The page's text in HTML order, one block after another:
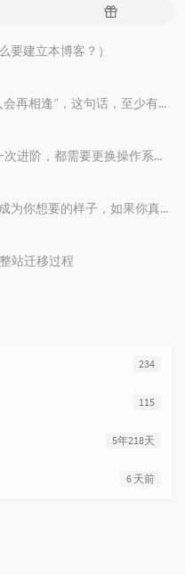
随
要建立本博客？）
“迷失的人迷失了，相逢的人会再相逢”，这句话，至少有三层含义
读书摘记 2021-2-27 人生每一次进阶，都需要更换操作系统，最好把过去都遗忘！
读书摘记 2021-3-4 你最终会成为你想要的样子，如果你真的非常想，虽然听起来有点违心，但是强大的愿望确实非常重要！
站迁移过程
234
115
5年218天
6 天前